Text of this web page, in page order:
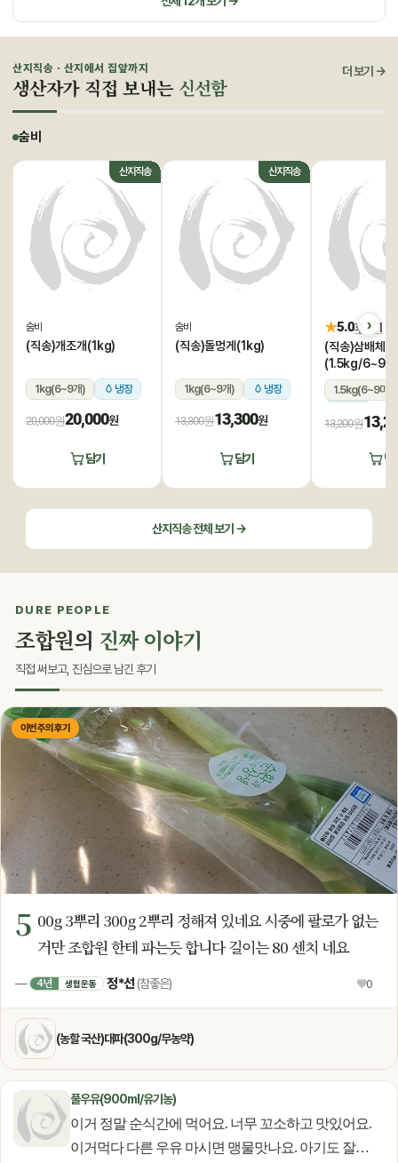
산지직송 · 산지에서 집앞까지
생산자가 직접 보내는 신선함
더 보기 →
숨비
산지직송
숨비
(직송)개조개(1kg)
1kg(6~9개) 냉장
20,000원20,000원
담기
산지직송
숨비
(직송)돌멍게(1kg)
1kg(6~9개) 냉장
13,300원13,300원
담기
★5.0후기 1
(직송)삼배체굴
(1.5kg/6~9
1.5kg(6~9미)
13,200원
담
산지직송 전체 보기 →
DURE PEOPLE
조합원의 진짜 이야기
직접 써보고, 진심으로 남긴 후기
이번 주의 후기
5 00g 3뿌리 300g 2뿌리 정해져 있네요 시중에 팔로가 없는
거만 조합원 한테 파는듯 합니다 길이는 80 센치 네요
— 4년 생협운동 정*선 (참좋은) ♥0
(농할 국산)대파(300g/무농약)
풀우유(900ml/유기농)
이거 정말 순식간에 먹어요. 너무 꼬소하고 맛있어요.
이거먹다 다른 우유 마시면 맹물맛나요. 아기도 잘